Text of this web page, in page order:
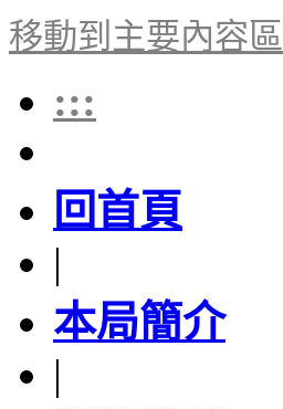
移動到主要內容區
:::
回首頁
|
本局簡介
|